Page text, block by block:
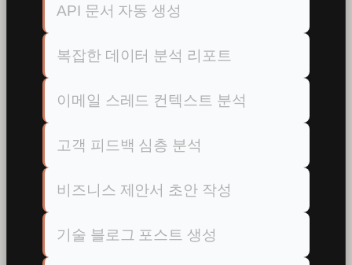
API 문서 자동 생성
복잡한 데이터 분석 리포트
이메일 스레드 컨텍스트 분석
고객 피드백 심층 분석
비즈니스 제안서 초안 작성
기술 블로그 포스트 생성